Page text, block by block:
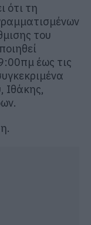
ότι τη
του
έως τις
Ιθάκης,